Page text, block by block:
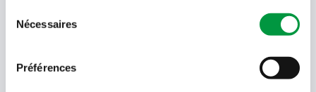
Nécessaires
Préférences
adresse
email
- Sélectionner -